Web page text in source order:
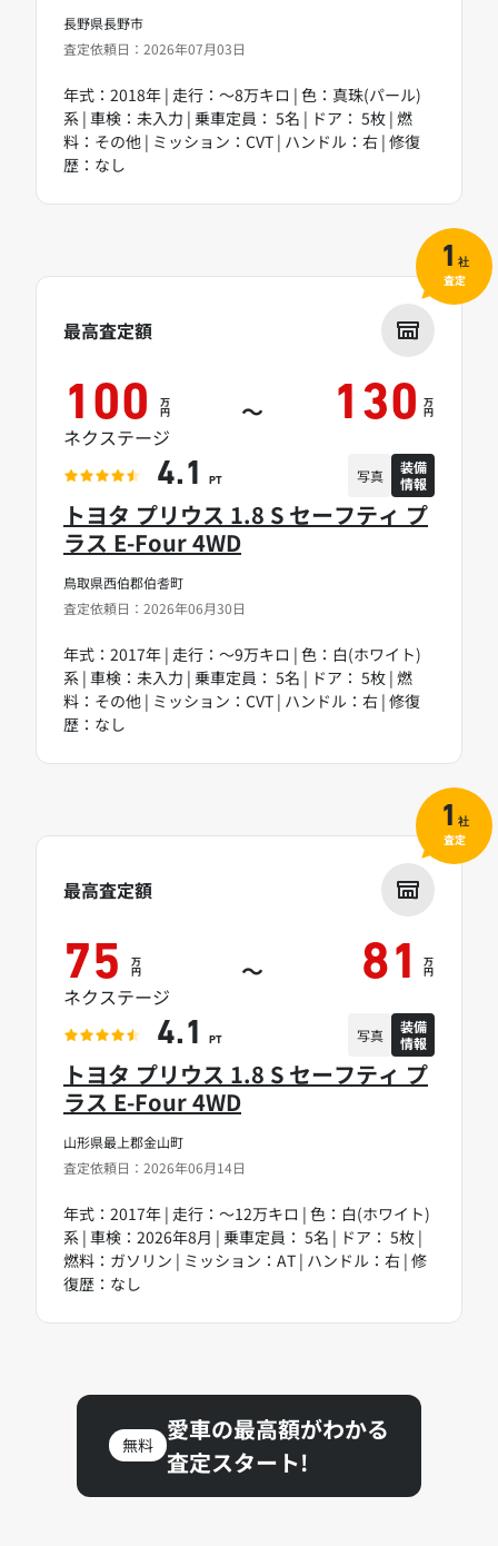
長野県長野市
査定依頼日：2026年07月03日
年式：2018年 | 走行：～8万キロ | 色：真珠(パール)
系 | 車検：未入力 | 乗車定員： 5名 | ドア： 5枚 | 燃
料：その他 | ミッション：CVT | ハンドル：右 | 修復
歴：なし
鳥取県西伯郡伯耆町
査定依頼日：2026年06月30日
トヨタ プリウス 1.8 S セーフティ プ
ラス E-Four 4WD
年式：2017年 | 走行：～9万キロ | 色：白(ホワイト)
系 | 車検：未入力 | 乗車定員： 5名 | ドア： 5枚 | 燃
料：その他 | ミッション：CVT | ハンドル：右 | 修復
歴：なし
最高査定額
100 万
円 ～ 130 万
円
ネクステージ
4.1 PT 写真
装備
情報
1 社
査定
山形県最上郡金山町
査定依頼日：2026年06月14日
トヨタ プリウス 1.8 S セーフティ プ
ラス E-Four 4WD
年式：2017年 | 走行：～12万キロ | 色：白(ホワイト)
系 | 車検：2026年8月 | 乗車定員： 5名 | ドア： 5枚 |
燃料：ガソリン | ミッション：AT | ハンドル：右 | 修
復歴：なし
最高査定額
75 万
円 ～ 81 万
円
ネクステージ
4.1 PT 写真
装備
情報
1 社
査定
無料
愛車の最高額がわかる
査定スタート!